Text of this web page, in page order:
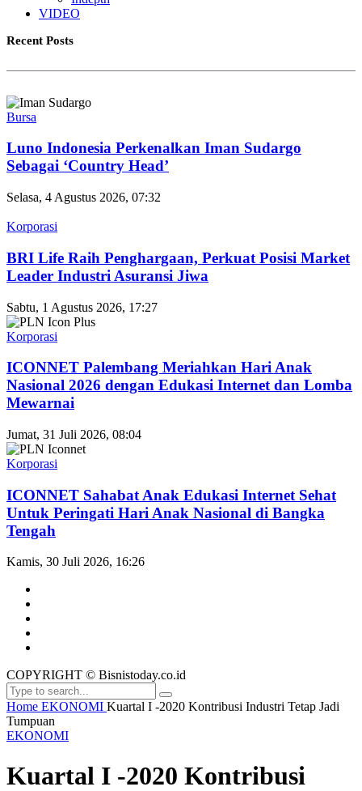
VIDEO
Recent Posts
Bursa
Luno Indonesia Perkenalkan Iman Sudargo
Sebagai ‘Country Head’
Selasa, 4 Agustus 2026, 07:32
Korporasi
BRI Life Raih Penghargaan, Perkuat Posisi Market
Leader Industri Asuransi Jiwa
Sabtu, 1 Agustus 2026, 17:27
Korporasi
ICONNET Palembang Meriahkan Hari Anak
Nasional 2026 dengan Edukasi Internet dan Lomba
Mewarnai
Jumat, 31 Juli 2026, 08:04
Korporasi
ICONNET Sahabat Anak Edukasi Internet Sehat
Untuk Peringati Hari Anak Nasional di Bangka
Tengah
Kamis, 30 Juli 2026, 16:26
COPYRIGHT © Bisnistoday.co.id
Home EKONOMI Kuartal I -2020 Kontribusi Industri Tetap Jadi
Tumpuan
EKONOMI
Kuartal I -2020 Kontribusi